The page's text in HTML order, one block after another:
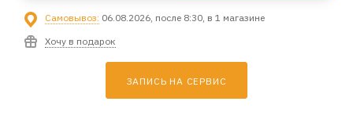
Самовывоз: 06.08.2026, после 8:30, в 1 магазине
Хочу в подарок
ЗАПИСЬ НА СЕРВИС